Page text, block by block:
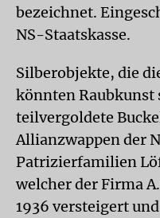
bezeichnet.
NS-Staatskasse.
Silberobjekte, die
könnten Raubkunst
teilvergoldete
Allianzwappen der
Patrizierfamilien
welcher der Firma
1936 versteigert